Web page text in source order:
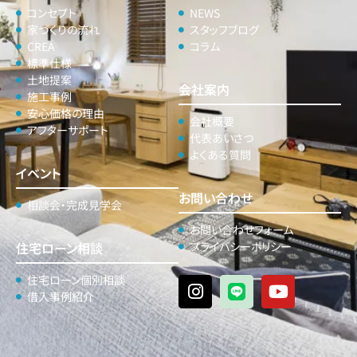
コンセプト
家づくりの流れ
CREA
標準仕様
土地提案
施工事例
安心価格の理由
アフターサポート
イベント
相談会・完成見学会
住宅ローン相談
住宅ローン個別相談
借入事例紹介
NEWS
スタッフブログ
コラム
会社案内
会社概要
代表あいさつ
よくある質問
お問い合わせ
お問い合わせフォーム
プライバシーポリシー